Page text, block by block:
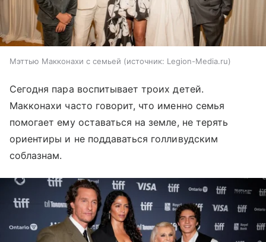
Мэттью Макконахи с семьей источник: Legion-Media.ru
Сегодня пара воспитывает троих детей.
Макконахи часто говорит, что именно семья
помогает ему оставаться на земле, не терять
ориентиры и не поддаваться голливудским
соблазнам.